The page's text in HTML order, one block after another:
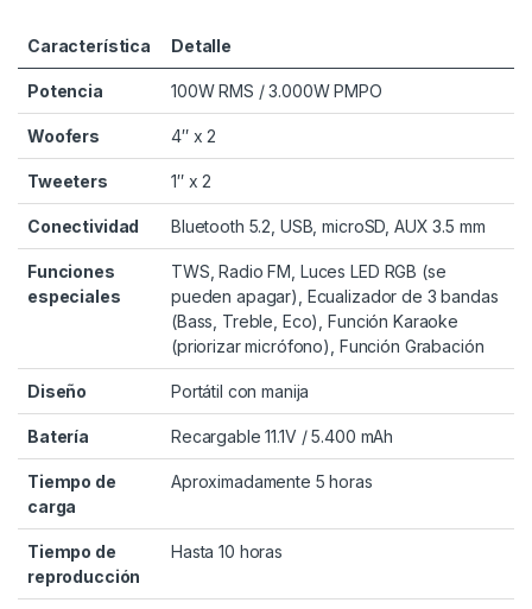
Característica Detalle
Potencia 100W RMS / 3.000W PMPO
Woofers 4″ x 2
Tweeters 1″ x 2
Conectividad Bluetooth 5.2, USB, microSD, AUX 3.5 mm
Funciones
especiales
TWS, Radio FM, Luces LED RGB (se
pueden apagar), Ecualizador de 3 bandas
(Bass, Treble, Eco), Función Karaoke
(priorizar micrófono), Función Grabación
Diseño Portátil con manija
Batería Recargable 11.1V / 5.400 mAh
Tiempo de
carga
Aproximadamente 5 horas
Tiempo de
reproducción
Hasta 10 horas